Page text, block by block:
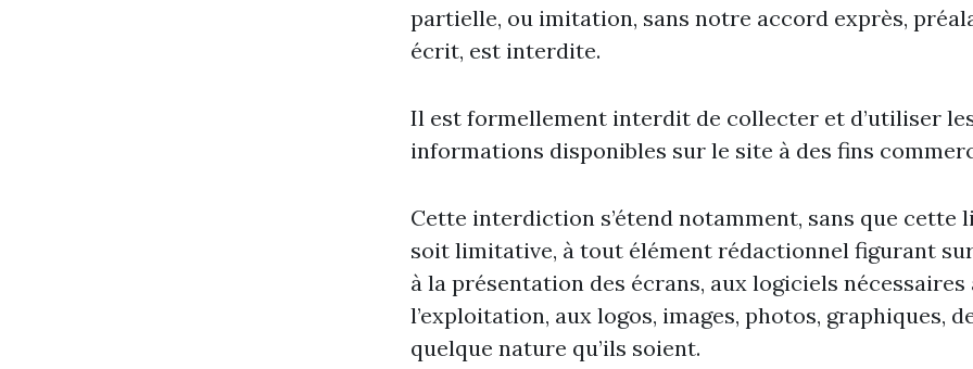
partielle, ou imitation, sans notre accord exprès,
écrit, est interdite.
Il est formellement interdit de collecter et d’utiliser
informations disponibles sur le site à des fins
Cette interdiction s’étend notamment, sans que cette
soit limitative, à tout élément rédactionnel figurant
à la présentation des écrans, aux logiciels nécessaires
l’exploitation, aux logos, images, photos, graphiques,
quelque nature qu’ils soient.